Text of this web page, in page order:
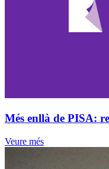
Més enllà de PISA:
Veure més